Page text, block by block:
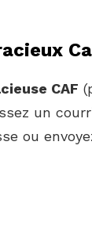
CAF
un
ou